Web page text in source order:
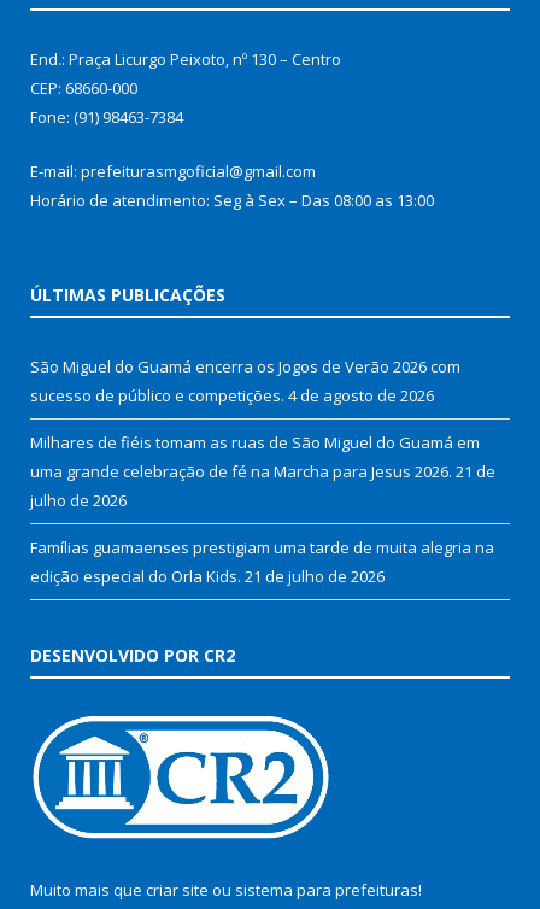
End.: Praça Licurgo Peixoto, nº 130 – Centro
CEP: 68660-000
Fone: (91) 98463-7384
E-mail: prefeiturasmgoficial@gmail.com
Horário de atendimento: Seg à Sex – Das 08:00 as 13:00
ÚLTIMAS PUBLICAÇÕES
São Miguel do Guamá encerra os Jogos de Verão 2026 com
sucesso de público e competições. 4 de agosto de 2026
Milhares de fiéis tomam as ruas de São Miguel do Guamá em
uma grande celebração de fé na Marcha para Jesus 2026. 21 de
julho de 2026
Famílias guamaenses prestigiam uma tarde de muita alegria na
edição especial do Orla Kids. 21 de julho de 2026
DESENVOLVIDO POR CR2
Muito mais que criar site ou sistema para prefeituras!